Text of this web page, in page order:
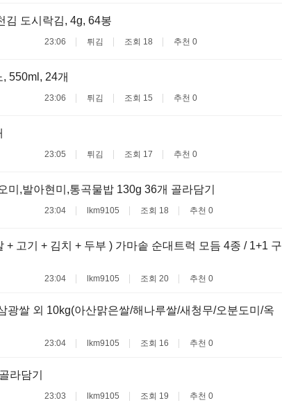
김 도시락김, 4g, 64봉
23:06 튀김 조회 18 추천 0
550ml, 24개
23:06 튀김 조회 15 추천 0
23:05 튀김 조회 17 추천 0
미,발아현미,통곡물밥 130g 36개 골라담기
23:04 lkm9105 조회 18 추천 0
+ 고기 + 김치 + 두부 ) 가마솥 순대트럭 모듬 4종 / 1+1 구
23:04 lkm9105 조회 20 추천 0
광쌀 외 10kg(아산맑은쌀/해나루쌀/새청무/오분도미/옥
23:04 lkm9105 조회 16 추천 0
라담기
23:03 lkm9105 조회 19 추천 0